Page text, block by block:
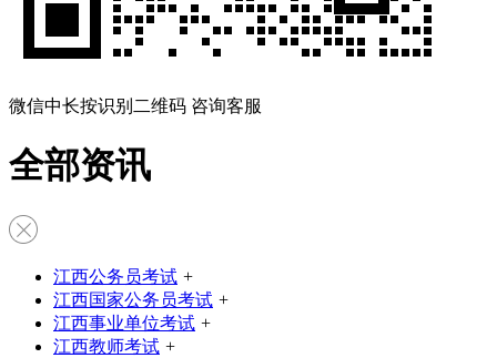
微信中长按识别二维码 咨询客服
全部资讯
江西公务员考试 +
江西国家公务员考试 +
江西事业单位考试 +
江西教师考试 +